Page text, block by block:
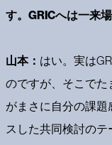
す。GRICへは一来
山本： はい。実は
のですが、そこで
がまさに自分の課
スした共同検討の